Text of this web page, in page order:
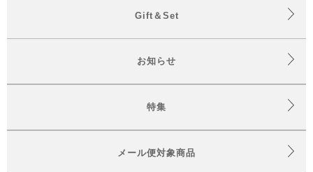
Gift＆Set
お知らせ
特集
メール便対象商品